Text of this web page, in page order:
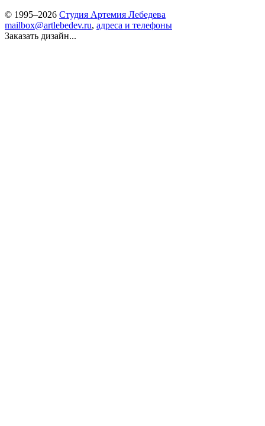
© 1995–2026 Студия Артемия Лебедева
mailbox@artlebedev.ru, адреса и телефоны
Заказать дизайн...